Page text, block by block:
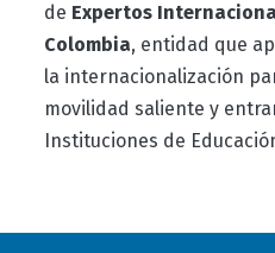
de Expertos
Colombia, entidad que
la internacionalización
movilidad saliente y
Instituciones de